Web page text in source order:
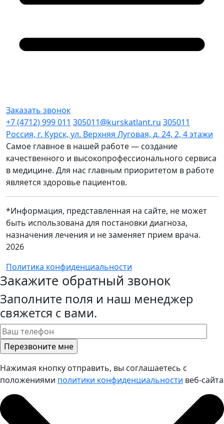
Заказать звонок
+7 (4712) 999 011 305011@kurskatlant.ru 305011
Россия, г. Курск, ул. Верхняя Луговая, д. 24, 2, 4 этажи
Самое главное в нашей работе — создание
качественного и высокопрофессионального сервиса
в медицине. Для нас главным приоритетом в работе
является здоровье пациентов.
*Информация, представленная на сайте, не может
быть использована для постановки диагноза,
назначения лечения и не заменяет прием врача.
2026
Политика конфиденциальности
Закажите обратный звонок
Заполните поля и наш менеджер
свяжется с вами.
Нажимая кнопку отправить, вы соглашаетесь с
положениями политики конфиденциальности веб-сайта